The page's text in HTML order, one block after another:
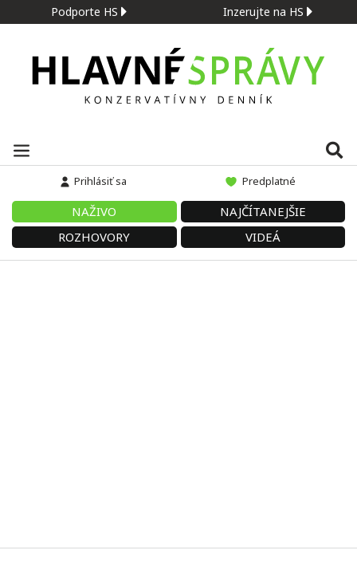
Podporte HS Inzerujte na HS
Prihlásiť sa Predplatné
NAŽIVO
NAJČÍTANEJŠIE
ROZHOVORY
VIDEÁ